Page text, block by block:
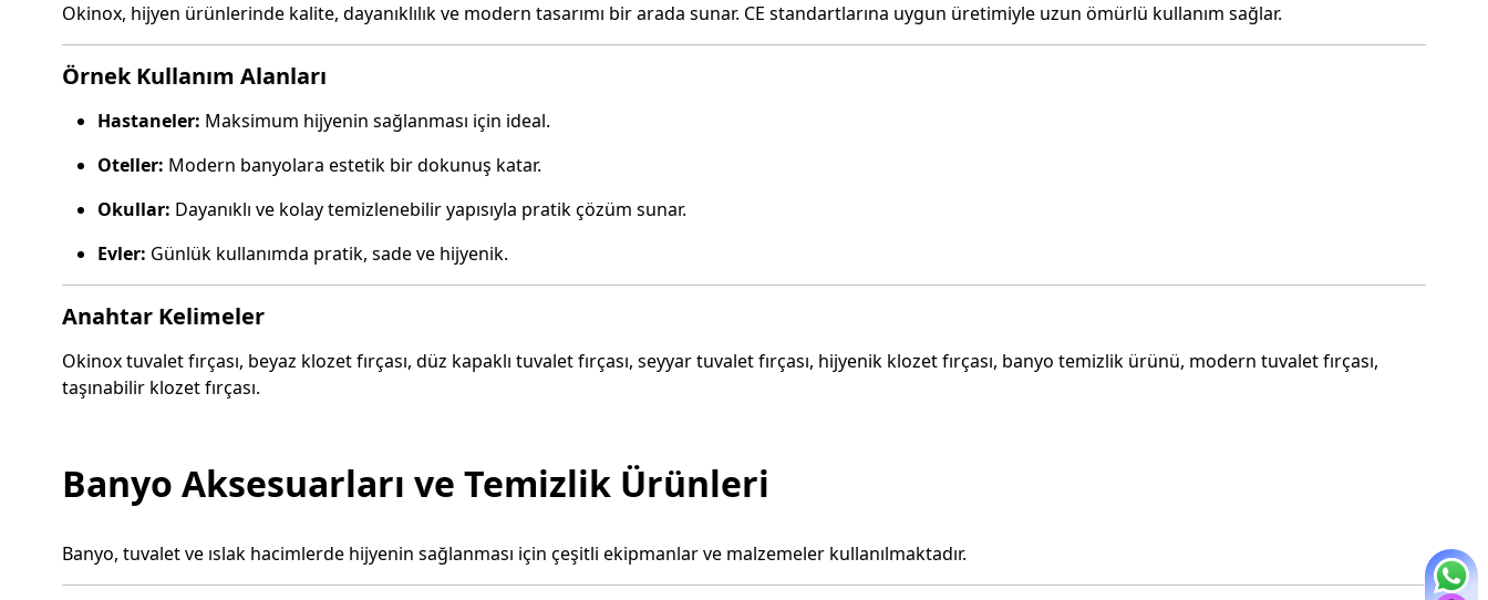
Okinox, hijyen ürünlerinde kalite, dayanıklılık ve modern tasarımı bir arada sunar. CE standartlarına uygun üretimiyle uzun ömürlü kullanım sağlar.
Örnek Kullanım Alanları
Hastaneler: Maksimum hijyenin sağlanması için ideal.
Oteller: Modern banyolara estetik bir dokunuş katar.
Okullar: Dayanıklı ve kolay temizlenebilir yapısıyla pratik çözüm sunar.
Evler: Günlük kullanımda pratik, sade ve hijyenik.
Anahtar Kelimeler
Okinox tuvalet fırçası, beyaz klozet fırçası, düz kapaklı tuvalet fırçası, seyyar tuvalet fırçası, hijyenik klozet fırçası, banyo temizlik ürünü, modern tuvalet fırçası,
taşınabilir klozet fırçası.
Banyo Aksesuarları ve Temizlik Ürünleri
Banyo, tuvalet ve ıslak hacimlerde hijyenin sağlanması için çeşitli ekipmanlar ve malzemeler kullanılmaktadır.